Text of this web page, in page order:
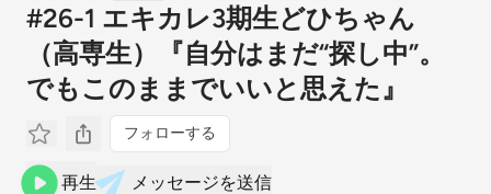
#26-1 エキカレ3期生どひちゃん
（高専生）『自分はまだ“探し中”。
でもこのままでいいと思えた』
フォローする
再生 メッセージを送信